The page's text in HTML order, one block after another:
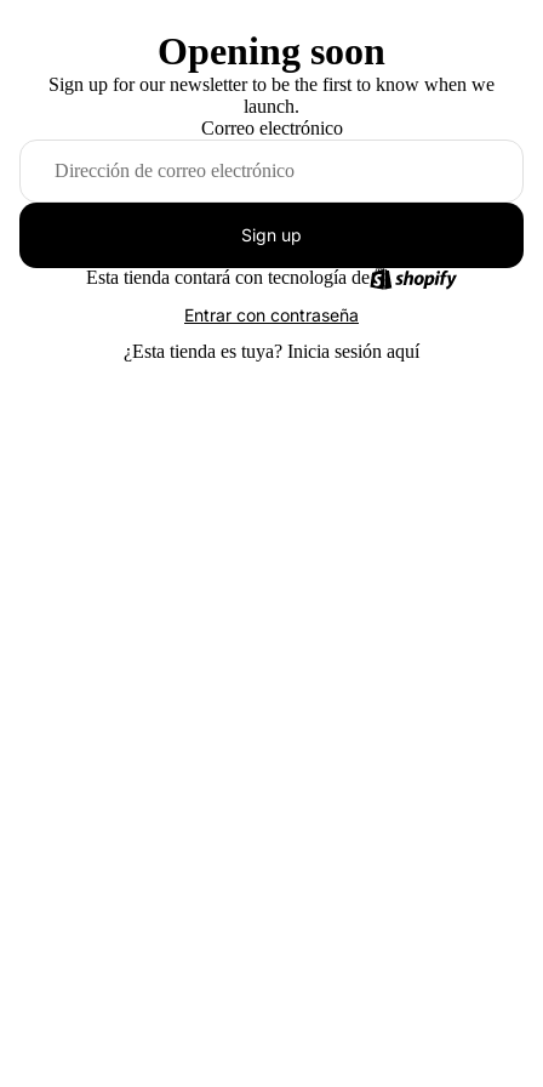
Opening soon
Sign up for our newsletter to be the first to know when we
launch.
Correo electrónico
Sign up
Esta tienda contará con tecnología de
Entrar con contraseña
¿Esta tienda es tuya? Inicia sesión aquí